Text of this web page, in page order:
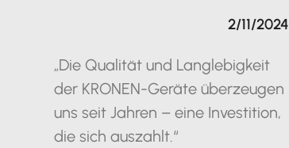
„Die Qualität und Langlebigkeit
der KRONEN-Geräte überzeugen
uns seit Jahren – eine Investition,
die sich auszahlt.“
2/11/2024